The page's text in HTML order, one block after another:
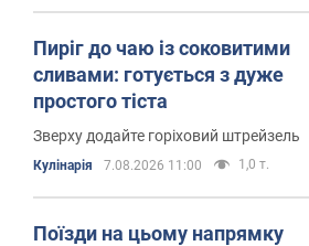
Пиріг до чаю із соковитими
сливами: готується з дуже
простого тіста
Зверху додайте горіховий штрейзель
Кулінарія 7.08.2026 11:00 1,0 т.
Поїзди на цьому напрямку